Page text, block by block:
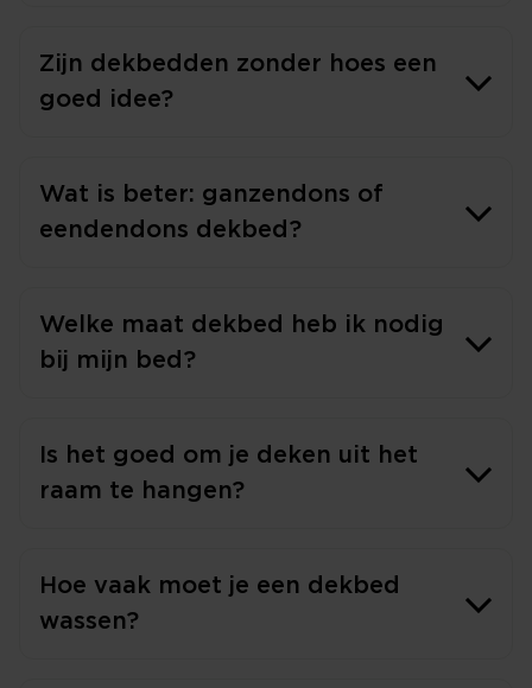
Zijn dekbedden zonder hoes een
goed idee?
Wat is beter: ganzendons of
eendendons dekbed?
Welke maat dekbed heb ik nodig
bij mijn bed?
Is het goed om je deken uit het
raam te hangen?
Hoe vaak moet je een dekbed
wassen?